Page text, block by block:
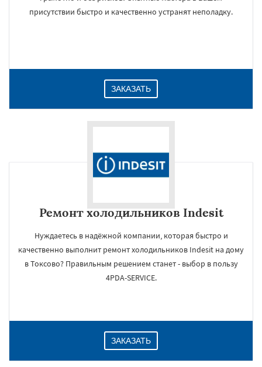
присутствии быстро и качественно устранят неполадку.
ЗАКАЗАТЬ
Ремонт холодильников Indesit
Нуждаетесь в надёжной компании, которая быстро и
качественно выполнит ремонт холодильников Indesit на дому
в Токсово? Правильным решением станет - выбор в пользу
4PDA-SERVICE.
ЗАКАЗАТЬ